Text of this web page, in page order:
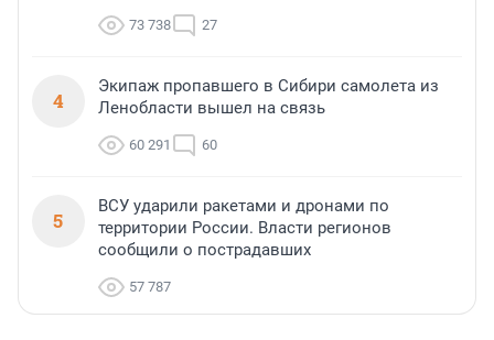
73 738 27
4
Экипаж пропавшего в Сибири самолета из
Ленобласти вышел на связь
60 291 60
5
ВСУ ударили ракетами и дронами по
территории России. Власти регионов
сообщили о пострадавших
57 787